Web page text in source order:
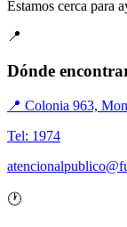
Estamos cerca para
📍
Dónde
📍 Colonia 963,
Tel: 1974
🕐